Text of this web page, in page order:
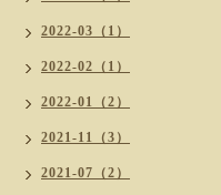
2022-03（1）
2022-02（1）
2022-01（2）
2021-11（3）
2021-07（2）